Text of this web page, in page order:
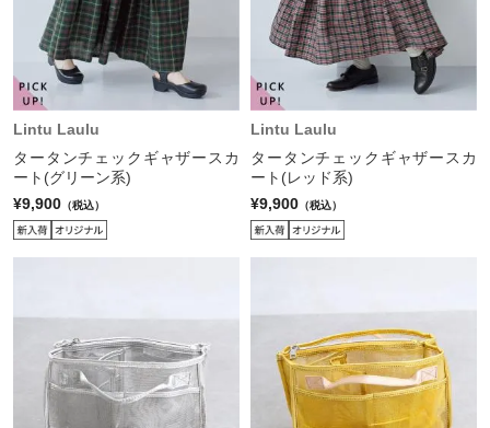
Lintu Laulu
タータンチェックギャザースカ
ート(グリーン系)
¥9,900 （税込）
Lintu Laulu
タータンチェックギャザースカ
ート(レッド系)
¥9,900 （税込）